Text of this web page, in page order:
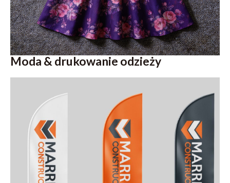
Moda & drukowanie odzieży